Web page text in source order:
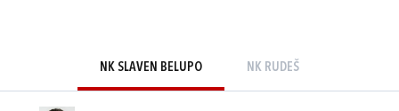
NK SLAVEN BELUPO NK RUDEŠ